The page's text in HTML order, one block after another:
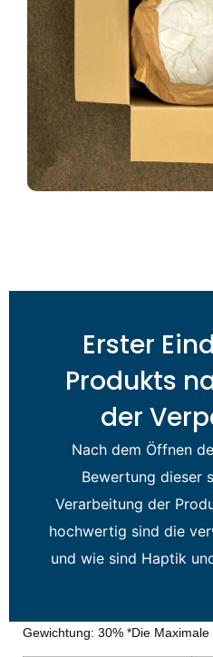
Erster
Produkts
der
Nach dem Öffnen
Bewertung dieser
Verarbeitung der
hochwertig sind die
und wie sind Haptik
Gewichtung: 30% *Die